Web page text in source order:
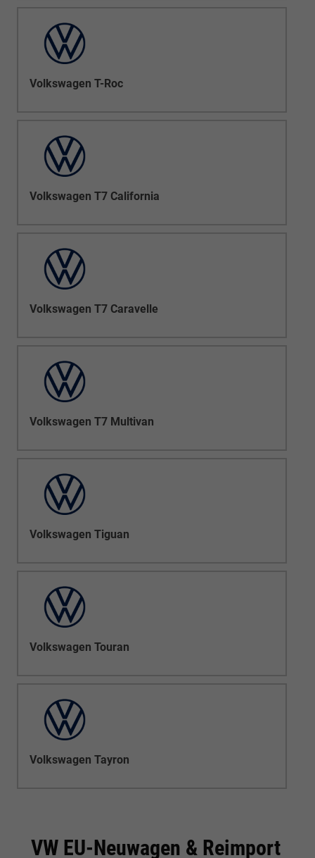
Volkswagen T-Roc
Volkswagen T7 California
Volkswagen T7 Caravelle
Volkswagen T7 Multivan
Volkswagen Tiguan
Volkswagen Touran
Volkswagen Tayron
VW EU-Neuwagen & Reimport